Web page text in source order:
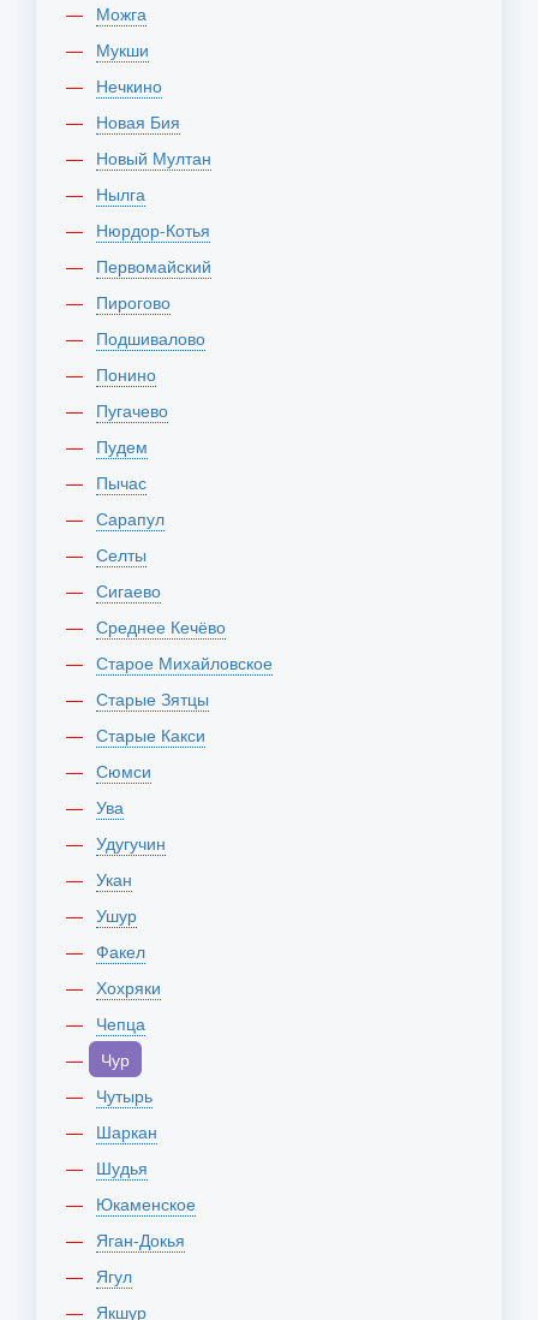
Можга
Мукши
Нечкино
Новая Бия
Новый Мултан
Нылга
Нюрдор-Котья
Первомайский
Пирогово
Подшивалово
Понино
Пугачево
Пудем
Пычас
Сарапул
Селты
Сигаево
Среднее Кечёво
Старое Михайловское
Старые Зятцы
Старые Какси
Сюмси
Ува
Удугучин
Укан
Ушур
Факел
Хохряки
Чепца
Чур
Чутырь
Шаркан
Шудья
Юкаменское
Яган-Докья
Ягул
Якшур